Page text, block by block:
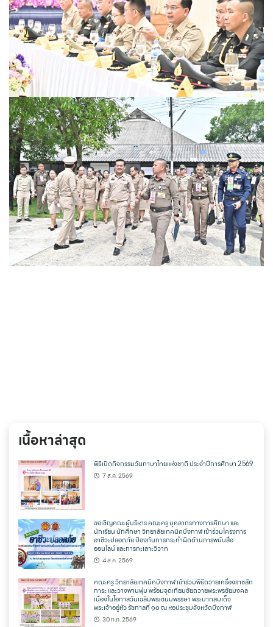
เนื้อหาล่าสุด
พิธีเปิดกิจกรรมวันภาษาไทยแห่งชาติ ประจำปีการศึกษา 2569
7 ส.ค. 2569
ขอเชิญคณะผู้บริหาร คณะครู บุคลากรทางการศึกษา และ
นักเรียน นักศึกษา วิทยาลัยเทคนิคบึงกาฬ เข้าร่วมโครงการ
อาชีวะปลอดภัย ป้องกันการกระทำผิดด้านการพนันสื่อ
ออนไลน์ และการทะเลาะวิวาท
4 ส.ค. 2569
คณะครู วิทยาลัยเทคนิคบึงกาฬ เข้าร่วมพิธีถวายเครื่องราชสัก
การะ และวางพานพุ่ม พร้อมจุดเทียนชัยถวายพระพรชัยมงคล
เนื่องในโอกาสวันเฉลิมพระชนมพรรษา พระบาทสมเด็จ
พระเจ้าอยู่หัว รัชกาลที่ ๑๐ ณ หอประชุมจังหวัดบึงกาฬ
30 ก.ค. 2569